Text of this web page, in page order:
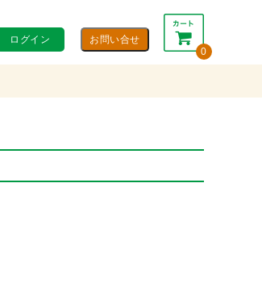
ログイン
0
カートを見る・注文する